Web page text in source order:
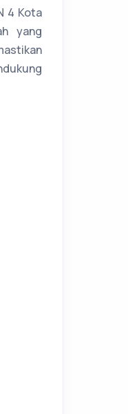
4 Kota
yang